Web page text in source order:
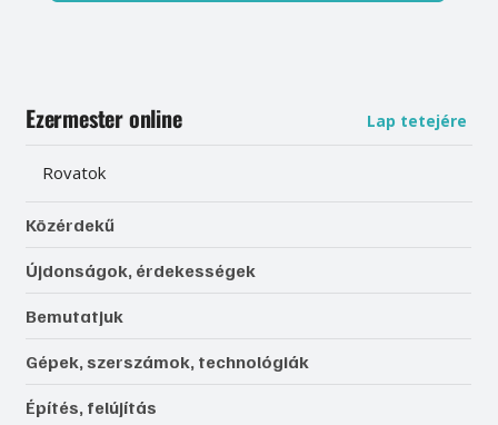
Ezermester online Lap tetejére
Rovatok
Közérdekű
Újdonságok, érdekességek
Bemutatjuk
Gépek, szerszámok, technológiák
Építés, felújítás